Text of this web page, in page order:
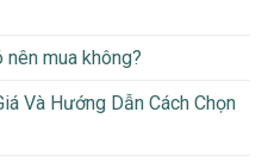
mua không?
Và Hướng Dẫn Cách Chọn